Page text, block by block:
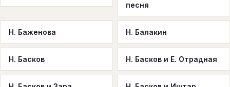
песня
Н. Баженова Н. Балакин
Н. Басков Н. Басков и Е. Отрадная